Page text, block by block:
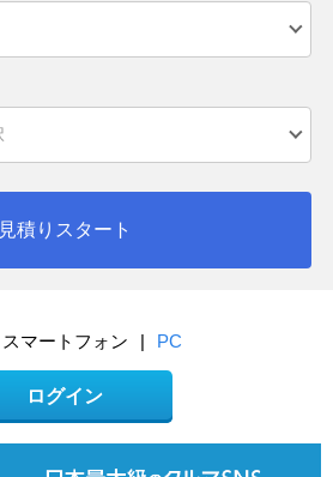
見積りスタート
スマートフォン | PC
ログイン